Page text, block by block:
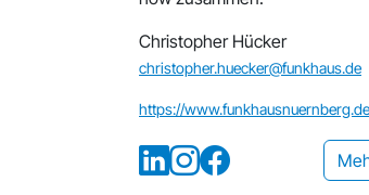
Christopher Hücker
christopher.huecker@funkhaus.de
https://